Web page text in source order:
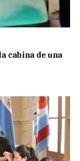
cabina de una